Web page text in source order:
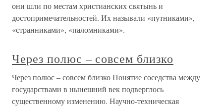
они шли по местам христианских святынь и
достопримечательностей. Их называли «путниками»,
«странниками», «паломниками».
Через полюс – совсем близко
Через полюс – совсем близко Понятие соседства между
государствами в нынешний век подверглось
существенному изменению. Научно-техническая